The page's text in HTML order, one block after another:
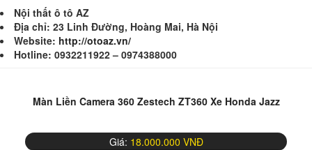
Nội thất ô tô AZ
Địa chỉ: 23 Linh Đường, Hoàng Mai, Hà Nội
Website: http://otoaz.vn/
Hotline: 0932211922 – 0974388000
Màn Liền Camera 360 Zestech ZT360 Xe Honda Jazz
Giá: 18.000.000 VNĐ